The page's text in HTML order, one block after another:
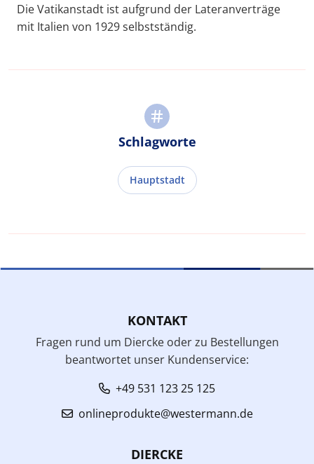
Die Vatikanstadt ist aufgrund der Lateranverträge
mit Italien von 1929 selbstständig.
Schlagworte
Hauptstadt
KONTAKT
Fragen rund um Diercke oder zu Bestellungen
beantwortet unser Kundenservice:
+49 531 123 25 125
onlineprodukte@westermann.de
DIERCKE